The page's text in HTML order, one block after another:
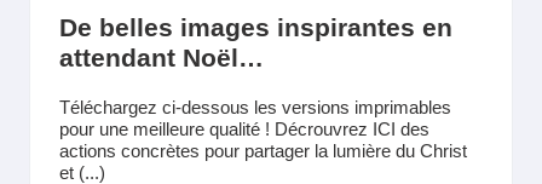
De belles images inspirantes en
attendant Noël…
Téléchargez ci-dessous les versions imprimables
pour une meilleure qualité ! Décrouvrez ICI des
actions concrètes pour partager la lumière du Christ
et (...)